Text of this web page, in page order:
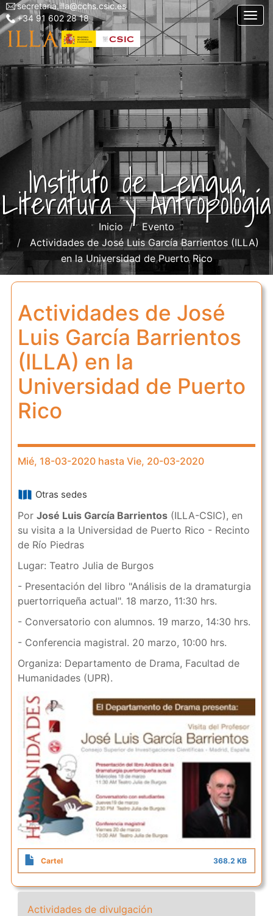
Pasar
al
contenido
Menu
top
left
secretaria.illa@cchs.csic.es
+34 91 602 28 18
Instituto de Lengua,
Literatura y Antropología
Inicio
Evento
Actividades de José Luis García Barrientos (ILLA)
en la Universidad de Puerto Rico
Actividades de José
Luis García Barrientos
(ILLA) en la
Universidad de Puerto
Rico
Mié, 18-03-2020 hasta Vie, 20-03-2020
Otras sedes
Por José Luis García Barrientos(ILLA-CSIC), en
su visita a la Universidad de Puerto Rico - Recinto
de Río Piedras
Lugar: Teatro Julia de Burgos
- Presentación del libro "Análisis de la dramaturgia
puertorriqueña actual". 18 marzo, 11:30 hrs.
- Conversatorio con alumnos. 19 marzo, 14:30 hrs.
- Conferencia magistral. 20 marzo, 10:00 hrs.
Organiza: Departamento de Drama, Facultad de
Humanidades (UPR).
Cartel 368.2 KB
Actividades de divulgación